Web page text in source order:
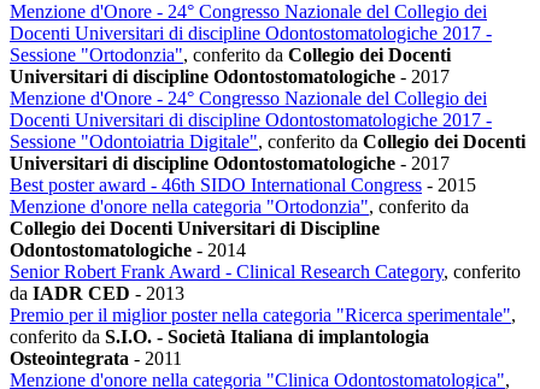
Menzione d'Onore - 24° Congresso Nazionale del Collegio dei
Docenti Universitari di discipline Odontostomatologiche 2017 -
Sessione "Ortodonzia", conferito da Collegio dei Docenti
Universitari di discipline Odontostomatologiche - 2017
Menzione d'Onore - 24° Congresso Nazionale del Collegio dei
Docenti Universitari di discipline Odontostomatologiche 2017 -
Sessione "Odontoiatria Digitale", conferito da Collegio dei Docenti
Universitari di discipline Odontostomatologiche - 2017
Best poster award - 46th SIDO International Congress - 2015
Menzione d'onore nella categoria "Ortodonzia", conferito da
Collegio dei Docenti Universitari di Discipline
Odontostomatologiche - 2014
Senior Robert Frank Award - Clinical Research Category, conferito
da IADR CED - 2013
Premio per il miglior poster nella categoria "Ricerca sperimentale",
conferito da S.I.O. - Società Italiana di implantologia
Osteointegrata - 2011
Menzione d'onore nella categoria "Clinica Odontostomatologica",